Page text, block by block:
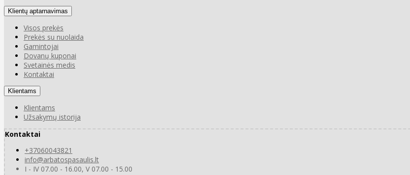
Klientų aptarnavimas
Visos prekės
Prekės su nuolaida
Gamintojai
Dovanų kuponai
Svetainės medis
Kontaktai
Klientams
Klientams
Užsakymų istorija
Kontaktai
+37060043821
info@arbatospasaulis.lt
I - IV 07.00 - 16.00, V 07.00 - 15.00